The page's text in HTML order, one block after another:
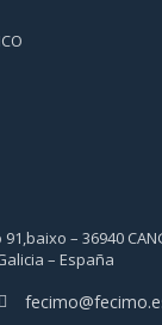
– 36940
– España